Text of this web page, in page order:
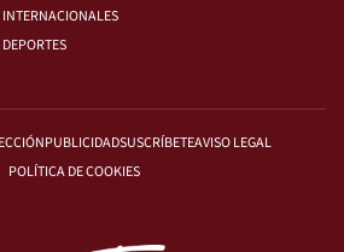
INTERNACIONALES
DEPORTES
PUBLICIDADSUSCRÍBETEAVISO LEGAL
POLÍTICA DE COOKIES